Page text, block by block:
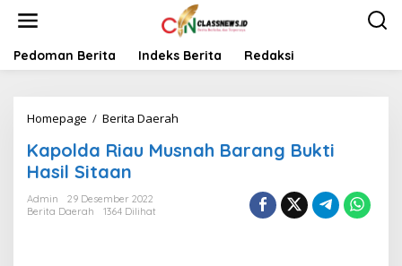
t
Pedoman Berita Indeks Berita Redaksi
Homepage / Berita Daerah
p
Kapolda Riau Musnah Barang Bukti
Hasil Sitaan
Admin
29 Desember 2022
Berita Daerah
1364 Dilihat